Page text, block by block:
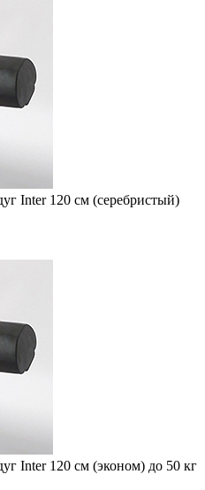
Inter 120 см (серебристый)
Inter 120 см (эконом) до 50 кг